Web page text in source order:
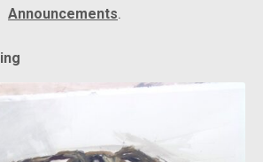
Announcements.